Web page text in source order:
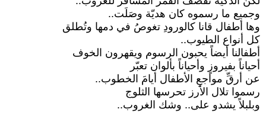
وجميع ما رسموه كان هديّة وصَلَت..
وها أطفال قانا كالورودِ تغوصُ في دمها وتُطلق
كل أنواع الطيوب..
أطفالنا أيضاً يحبون الرسوم ويقهرون الخوف
أحياناً بفيروزٍ وأحياناً بألوان تعبّر
عن أرقِّ مواجعِ الأطفال أيامَ الخطوب..
رسموا تلال الأرز تحرسها الثلوج
وبلبلاً يشدو على.. وشك الغروب..